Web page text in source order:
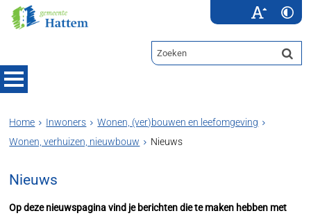
Home Inwoners
Wonen, (ver)bouwen en leefomgeving
Wonen, verhuizen, nieuwbouw
Nieuws
Nieuws
Op deze nieuwspagina vind je berichten die te maken hebben met